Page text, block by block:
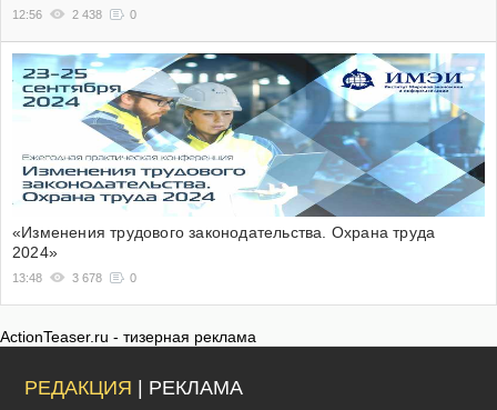
12:56 2 438 0
«Изменения трудового законодательства. Охрана труда
2024»
13:48 3 678 0
ActionTeaser.ru - тизерная реклама
РЕДАКЦИЯ | РЕКЛАМА